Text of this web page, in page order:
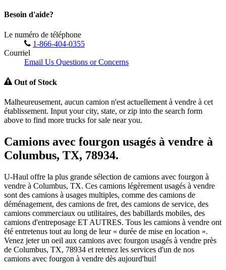
Besoin d'aide?
Le numéro de téléphone
1-866-404-0355
Courriel
Email Us Questions or Concerns
Out of Stock
Malheureusement, aucun camion n'est actuellement à vendre à cet
établissement. Input your city, state, or zip into the search form
above to find more trucks for sale near you.
Camions avec fourgon usagés à vendre à
Columbus, TX, 78934.
U-Haul offre la plus grande sélection de camions avec fourgon à
vendre à Columbus, TX. Ces camions légèrement usagés à vendre
sont des camions à usages multiples, comme des camions de
déménagement, des camions de fret, des camions de service, des
camions commerciaux ou utilitaires, des babillards mobiles, des
camions d'entreposage ET AUTRES. Tous les camions à vendre ont
été entretenus tout au long de leur « durée de mise en location ».
Venez jeter un oeil aux camions avec fourgon usagés à vendre près
de Columbus, TX, 78934 et retenez les services d'un de nos
camions avec fourgon à vendre dès aujourd'hui!